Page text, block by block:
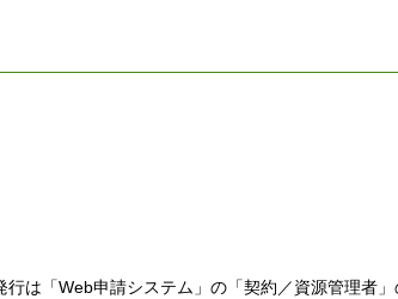
は「Web申請システム」の「契約／資源管理者